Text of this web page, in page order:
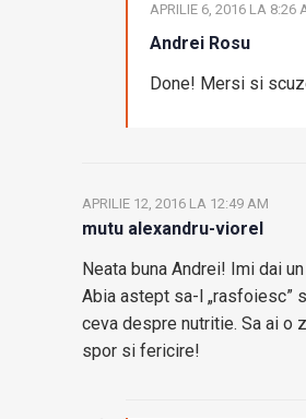
Andrei Rosu
APRILIE 6, 2016 LA 8:26
Done! Mersi si
mutu alexandru-viorel
APRILIE 12, 2016 LA 12:49 AM
Neata buna Andrei! Imi dai
Abia astept sa-l „rasfoiesc”
ceva despre nutritie. Sa ai o
spor si fericire!